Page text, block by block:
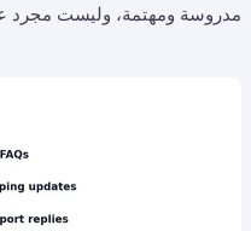
مدروسة ومهتمة، وليست مجرد